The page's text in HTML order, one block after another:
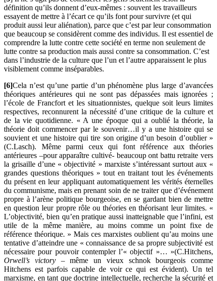
définition qu’ils donnent d’eux-mêmes : souvent les travailleurs
essayent de mettre à l’écart ce qu’ils font pour survivre (et qui
produit aussi leur aliénation), parce que c’est par leur consommation
que beaucoup se considèrent comme des individus. Il est essentiel de
comprendre la lutte contre cette société en terme non seulement de
lutte contre sa production mais aussi contre sa consommation. C’est
dans l’industrie de la culture que l’un et l’autre apparaissent le plus
visiblement comme inséparables.
[6]Cela n’est qu’une partie d’un phénomène plus large d’avancées
théoriques antérieures qui ne sont pas dépassées mais ignorées ;
l’école de Francfort et les situationnistes, quelque soit leurs limites
respectives, reconnurent la nécessité d’une critique de la culture et
de la vie quotidienne. « A une époque qui a oublié la théorie, la
théorie doit commencer par le souvenir…il y a une histoire qui se
souvient et une histoire qui tire son origine d’un besoin d’oublier »
(C.Lasch). Même parmi ceux qui font référence aux théories
antérieures –pour apparaître cultivé- beaucoup ont battu retraite vers
la grisaille d’une « objectivité » marxiste s’intéressant surtout aux «
grandes questions théoriques » tout en traitant tout les événements
du présent en leur appliquant automatiquement les vérités éternelles
du communisme, mais en prenant soin de ne traiter que d’événement
propre à l’arène politique bourgeoise, en se gardant bien de mettre
en question leur propre rôle ou théories en théorisant leur limites. «
L’objectivité, bien qu’en pratique aussi inatteignable que l’infini, est
utile de la même manière, au moins comme un point fixe de
référence théorique. » Mais ces marxistes oublient qu’au moins une
tentative d’atteindre une « connaissance de sa propre subjectivité est
nécessaire pour pouvoir contempler l’« objectif »… »(C.Hitchens,
Orwell’s victory– même un vieux schnok bourgeois comme
Hitchens est parfois capable de voir ce qui est évident). Un tel
marxisme, en tant que doctrine intellectuelle, recherche la sécurité et